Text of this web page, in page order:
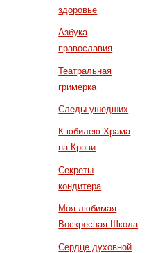
здоровье
Азбука
православия
Театральная
гримерка
Следы ушедших
К юбилею Храма
на Крови
Секреты
кондитера
Моя любимая
Воскресная Школа
Сердце духовной